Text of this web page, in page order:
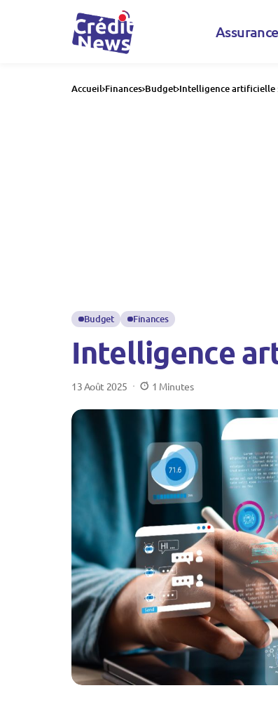
Assurance
Accueil Finances Budget Intelligence artificielle
Budget Finances
Intelligence
13 Août 2025 1 Minutes